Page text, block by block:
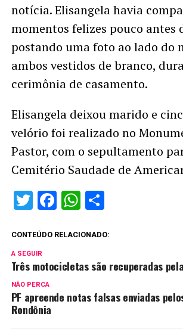
notícia. Elisangela havia
momentos felizes pouco antes
postando uma foto ao lado do
ambos vestidos de branco,
cerimônia de casamento.
Elisangela deixou marido e
velório foi realizado no
Pastor, com o sepultamento
Cemitério Saudade de
Twitter
Facebook
WhatsApp
Share
CONTEÚDO RELACIONADO:
A SEGUIR
Três motocicletas são recuperadas
NÃO PERCA
PF apreende notas falsas enviadas
Rondônia